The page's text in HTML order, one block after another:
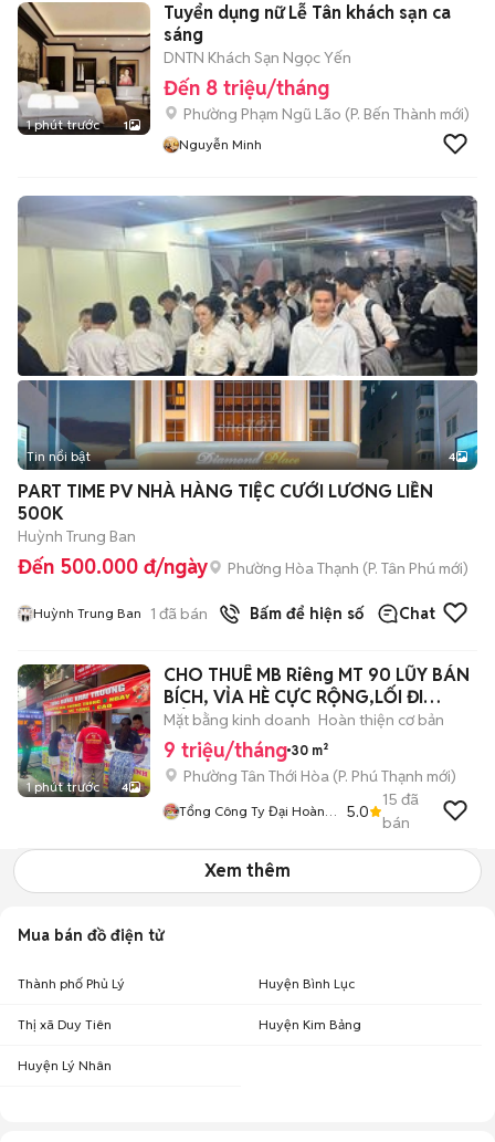
1 phút trước 1
Tuyển dụng nữ Lễ Tân khách sạn ca
sáng
DNTN Khách Sạn Ngọc Yến
Đến 8 triệu/tháng
Phường Phạm Ngũ Lão (P. Bến Thành mới)
Nguyễn Minh
Tin nổi bật 4
PART TIME PV NHÀ HÀNG TIỆC CƯỚI LƯƠNG LIỀN
500K
Huỳnh Trung Ban
Đến 500.000 đ/ngày Phường Hòa Thạnh (P. Tân Phú mới)
Huỳnh Trung Ban 1 đã bán Bấm để hiện số Chat
1 phút trước 4
CHO THUÊ MB Riêng MT 90 LŨY BÁN
BÍCH, VỈA HÈ CỰC RỘNG,LỐI ĐI
RIÊNG
Mặt bằng kinh doanh Hoàn thiện cơ bản
9 triệu/tháng 30 m²
Phường Tân Thới Hòa (P. Phú Thạnh mới)
Tổng Công Ty Đại Hoàng
5.0
15 đã
bán
Xem thêm
Mua bán đồ điện tử
Thành phố Phủ Lý Huyện Bình Lục
Thị xã Duy Tiên Huyện Kim Bảng
Huyện Lý Nhân